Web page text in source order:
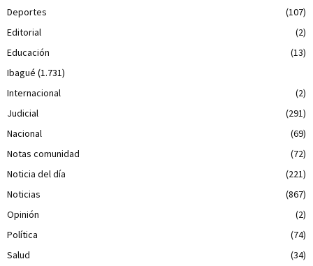
Deportes
(107)
Editorial
(2)
Educación
(13)
Ibagué (1.731)
Internacional
(2)
Judicial
(291)
Nacional
(69)
Notas comunidad
(72)
Noticia del día
(221)
Noticias
(867)
Opinión
(2)
Política
(74)
Salud
(34)